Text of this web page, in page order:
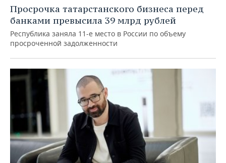
Просрочка татарстанского бизнеса перед
банками превысила 39 млрд рублей
Республика заняла 11-е место в России по объему
просроченной задолженности